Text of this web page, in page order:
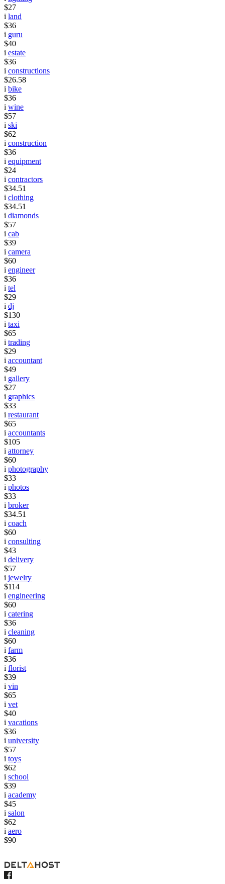
$27
i land
$36
i guru
$40
i estate
$36
i constructions
$26.58
i bike
$36
i wine
$57
i ski
$62
i construction
$36
i equipment
$24
i contractors
$34.51
i clothing
$34.51
i diamonds
$57
i cab
$39
i camera
$60
i engineer
$36
i tel
$29
i dj
$130
i taxi
$65
i trading
$29
i accountant
$49
i gallery
$27
i graphics
$33
i restaurant
$65
i accountants
$105
i attorney
$60
i photography
$33
i photos
$33
i broker
$34.51
i coach
$60
i consulting
$43
i delivery
$57
i jewelry
$114
i engineering
$60
i catering
$36
i cleaning
$60
i farm
$36
i florist
$39
i vin
$65
i vet
$40
i vacations
$36
i university
$57
i toys
$62
i school
$39
i academy
$45
i salon
$62
i aero
$90